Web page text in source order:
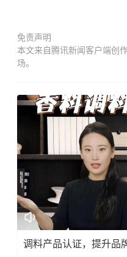
免责声明
本文来自腾讯新闻客户端创
场。
调料产品认证，提升品